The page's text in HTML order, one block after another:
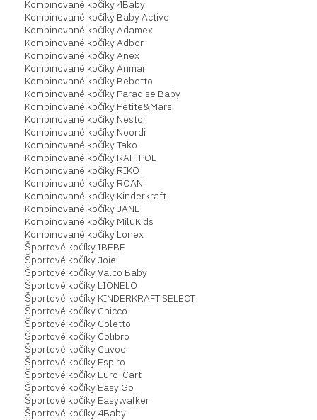
Kombinované kočíky 4Baby
Kombinované kočíky Baby Active
Kombinované kočíky Adamex
Kombinované kočíky Adbor
Kombinované kočíky Anex
Kombinované kočíky Anmar
Kombinované kočíky Bebetto
Kombinované kočíky Paradise Baby
Kombinované kočíky Petite&Mars
Kombinované kočíky Nestor
Kombinované kočíky Noordi
Kombinované kočíky Tako
Kombinované kočíky RAF-POL
Kombinované kočíky RIKO
Kombinované kočíky ROAN
Kombinované kočíky Kinderkraft
Kombinované kočíky JANE
Kombinované kočíky MiluKids
Kombinované kočíky Lonex
Športové kočíky IBEBE
Športové kočíky Joie
Športové kočíky Valco Baby
Športové kočíky LIONELO
Športové kočíky KINDERKRAFT SELECT
Športové kočíky Chicco
Športové kočíky Coletto
Športové kočíky Colibro
Športové kočíky Cavoe
Športové kočíky Espiro
Športové kočíky Euro-Cart
Športové kočíky Easy Go
Športové kočíky Easywalker
Športové kočíky 4Baby